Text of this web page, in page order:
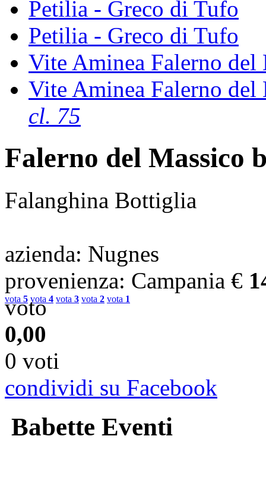
Petilia - Greco di Tufo
Petilia - Greco di Tufo
Vite Aminea Falerno del
Vite Aminea Falerno del
cl. 75
Falerno del Massico
Falanghina Bottiglia
azienda: Nugnes
provenienza: Campania €
vota 5 vota 4 vota 3 vota 2 vota 1
voto
0,00
0 voti
condividi su Facebook
Babette Eventi